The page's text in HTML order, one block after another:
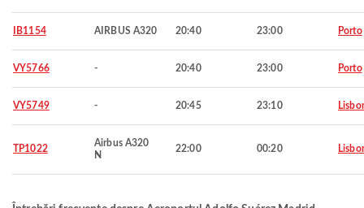
IB1154 AIRBUS A320 20:40 23:00 Porto
VY5766 - 20:40 23:00 Porto
VY5749 - 20:45 23:10
TP1022
Airbus A320
N
22:00 00:20